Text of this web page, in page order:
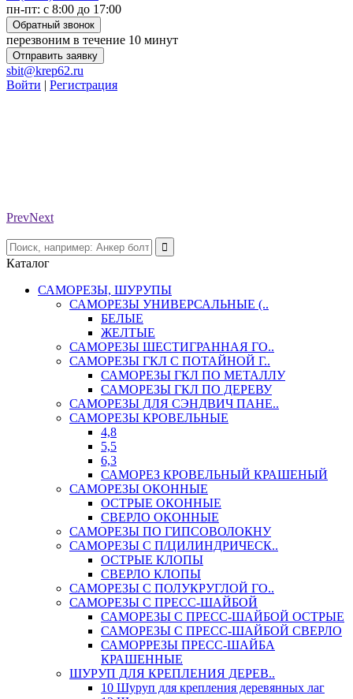
пн-пт: с 8:00 до 17:00
Обратный звонок
перезвоним в течение 10 минут
Отправить заявку
sbit@krep62.ru
Войти | Регистрация
PrevNext
Каталог
САМОРЕЗЫ, ШУРУПЫ
САМОРЕЗЫ УНИВЕРСАЛЬНЫЕ (..
БЕЛЫЕ
ЖЕЛТЫЕ
САМОРЕЗЫ ШЕСТИГРАННАЯ ГО..
САМОРЕЗЫ ГКЛ С ПОТАЙНОЙ Г..
САМОРЕЗЫ ГКЛ ПО МЕТАЛЛУ
САМОРЕЗЫ ГКЛ ПО ДЕРЕВУ
САМОРЕЗЫ ДЛЯ СЭНДВИЧ ПАНЕ..
САМОРЕЗЫ КРОВЕЛЬНЫЕ
4,8
5,5
6,3
САМОРЕЗ КРОВЕЛЬНЫЙ КРАШЕНЫЙ
САМОРЕЗЫ ОКОННЫЕ
ОСТРЫЕ ОКОННЫЕ
СВЕРЛО ОКОННЫЕ
САМОРЕЗЫ ПО ГИПСОВОЛОКНУ
САМОРЕЗЫ С П/ЦИЛИНДРИЧЕСК..
ОСТРЫЕ КЛОПЫ
СВЕРЛО КЛОПЫ
САМОРЕЗЫ С ПОЛУКРУГЛОЙ ГО..
САМОРЕЗЫ С ПРЕСС-ШАЙБОЙ
САМОРЕЗЫ С ПРЕСС-ШАЙБОЙ ОСТРЫЕ
САМОРЕЗЫ С ПРЕСС-ШАЙБОЙ СВЕРЛО
САМОРРЕЗЫ ПРЕСС-ШАЙБА
КРАШЕННЫЕ
ШУРУП ДЛЯ КРЕПЛЕНИЯ ДЕРЕВ..
10 Шуруп для крепления деревянных лаг